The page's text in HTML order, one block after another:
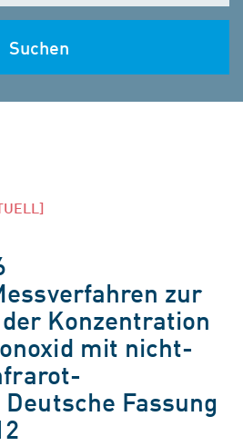
Suchen
zur
Konzentration
mit nicht-
Fassung